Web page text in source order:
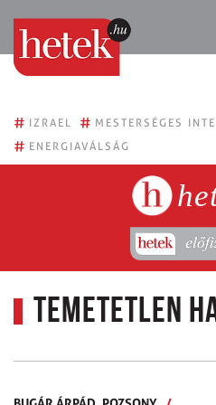
# IZRAEL # MESTERSÉGES
# ENERGIAVÁLSÁG
Temetetlen